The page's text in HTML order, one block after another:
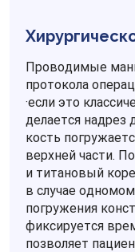
Проводимые
протокола
·если это
делается
кость
верхней части.
и титановый
в случае
погружения
фиксируется
позволяет